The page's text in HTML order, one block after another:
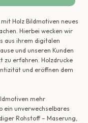
Holz Bildmotiven neues
Hierbei wecken wir
aus ihrem digitalen
und unseren Kunden
zu erfahren. Holzdrucke
und eröffnen dem
mehr
ein unverwechselbares
Rohstoff – Maserung,